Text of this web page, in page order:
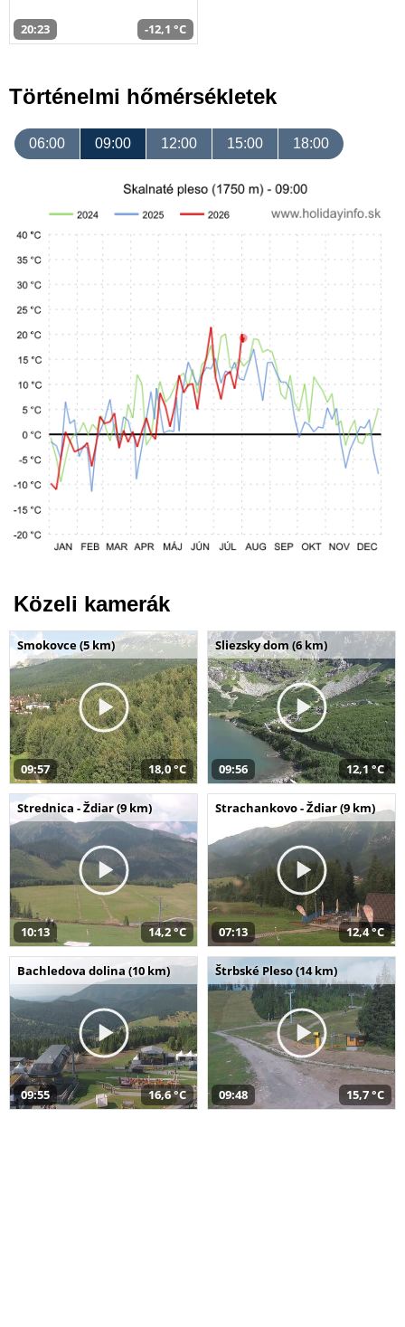
20:23 -12,1 °C
Történelmi hőmérsékletek
06:00 09:00 12:00 15:00 18:00
Közeli kamerák
Smokovce (5 km)
09:57 18,0 °C
Sliezsky dom (6 km)
09:56 12,1 °C
Strednica - Ždiar (9 km)
10:13 14,2 °C
Strachankovo - Ždiar (9 km)
07:13 12,4 °C
Bachledova dolina (10 km)
09:55 16,6 °C
Štrbské Pleso (14 km)
09:48 15,7 °C